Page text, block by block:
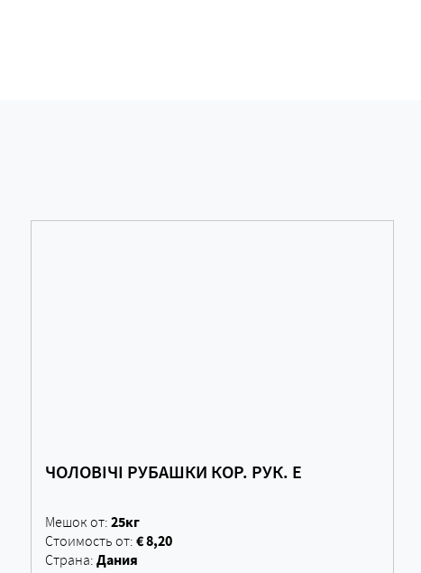
ЧОЛОВІЧІ РУБАШКИ КОР. РУК. E
Мешок от: 25кг
Стоимость от: € 8,20
Страна: Дания